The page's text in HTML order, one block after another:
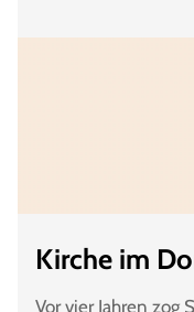
Kirche im
Vor vier Jahren zog